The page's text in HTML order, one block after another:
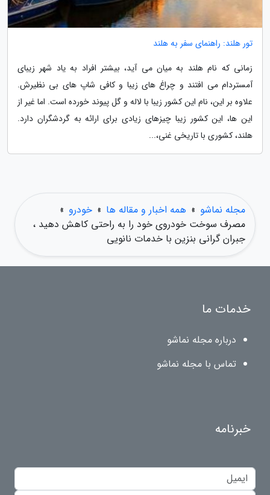
تور هلند: راهنمای سفر به هلند
زمانی که نام هلند به میان می آید، بیشتر افراد به یاد شهر زیبای
آمستردام می افتند و چراغ های زیبا و کافی شاپ های بی نظیرش.
علاوه بر این، نام این کشور زیبا با لاله و گل پیوند خورده است. اما غیر از
این ها، این کشور زیبا چیزهای زیادی برای ارائه به گردشگران دارد.
هلند، کشوری با تاریخی غنی،...
مجله نماشو » همه اخبار و مقاله ها » خودرو »
مصرف سوخت خودروی خود را به راحتی کاهش دهید ،
جبران گرانی بنزین با خدمات نانویی
خدمات ما
درباره مجله نماشو
تماس با مجله نماشو
خبرنامه